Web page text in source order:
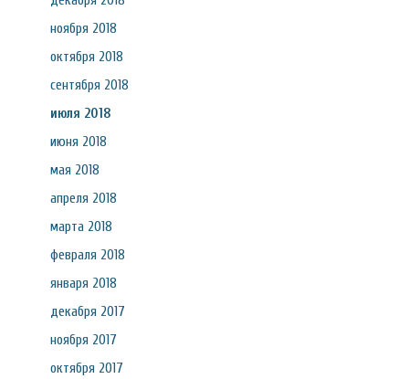
ноября 2018
октября 2018
сентября 2018
июля 2018
июня 2018
мая 2018
апреля 2018
марта 2018
февраля 2018
января 2018
декабря 2017
ноября 2017
октября 2017